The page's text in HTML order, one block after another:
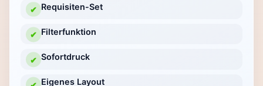
✔ Requisiten-Set
✔ Filterfunktion
✔ Sofortdruck
Eigenes Layout